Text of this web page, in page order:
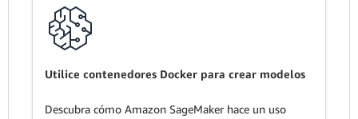
Utilice contenedores Docker para crear modelos
Descubra cómo Amazon SageMaker hace un uso